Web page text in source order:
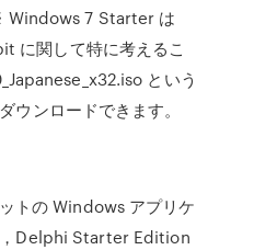
Windows 7 Starter は
に関して特に考えるこ
という
ウンロードできます。
トの Windows アプリケ
，Delphi Starter Edition